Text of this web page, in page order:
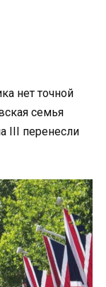
нет точной
семья
III перенесли